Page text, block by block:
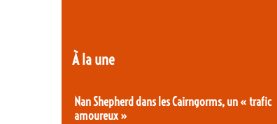
À la une
Nan Shepherd dans les Cairngorms, un « trafic
amoureux »